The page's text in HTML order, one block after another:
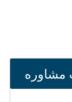
مشاوره